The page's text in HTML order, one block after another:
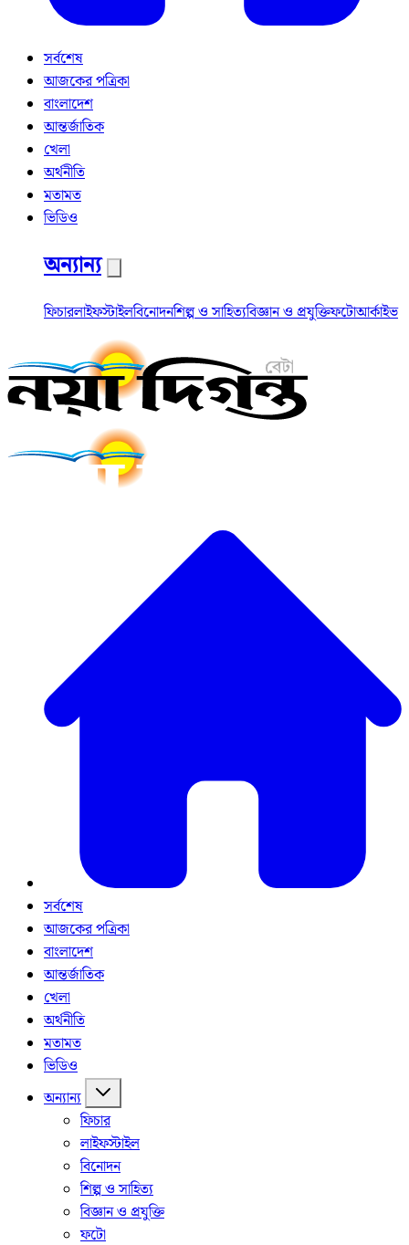
সর্বশেষ
আজকের পত্রিকা
বাংলাদেশ
আন্তর্জাতিক
খেলা
অর্থনীতি
মতামত
ভিডিও
অন্যান্য
ফিচারলাইফস্টাইলবিনোদনশিল্প ও সাহিত্যবিজ্ঞান ও প্রযুক্তিফটোআর্কাইভ
সর্বশেষ
আজকের পত্রিকা
বাংলাদেশ
আন্তর্জাতিক
খেলা
অর্থনীতি
মতামত
ভিডিও
অন্যান্য
ফিচার
লাইফস্টাইল
বিনোদন
শিল্প ও সাহিত্য
বিজ্ঞান ও প্রযুক্তি
ফটো